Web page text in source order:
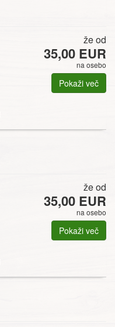
že od
35,00 EUR
na osebo
Pokaži več
že od
35,00 EUR
na osebo
Pokaži več